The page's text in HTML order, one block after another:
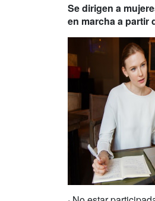
Se dirigen a
en marcha a partir